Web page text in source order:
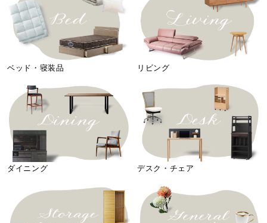
ベッド・寝装品 リビング
ダイニング デスク・チェア